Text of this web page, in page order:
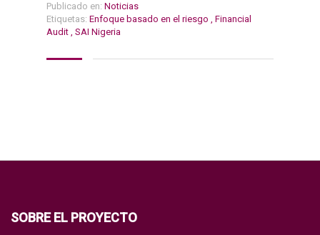
Publicado en: Noticias
Etiquetas: Enfoque basado en el riesgo , Financial
Audit , SAI Nigeria
SOBRE EL PROYECTO